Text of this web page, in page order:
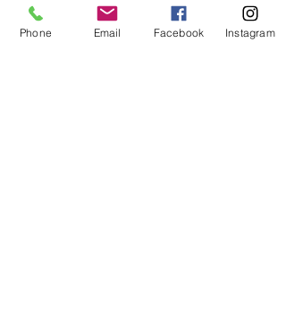
Phone Email Facebook Instagram